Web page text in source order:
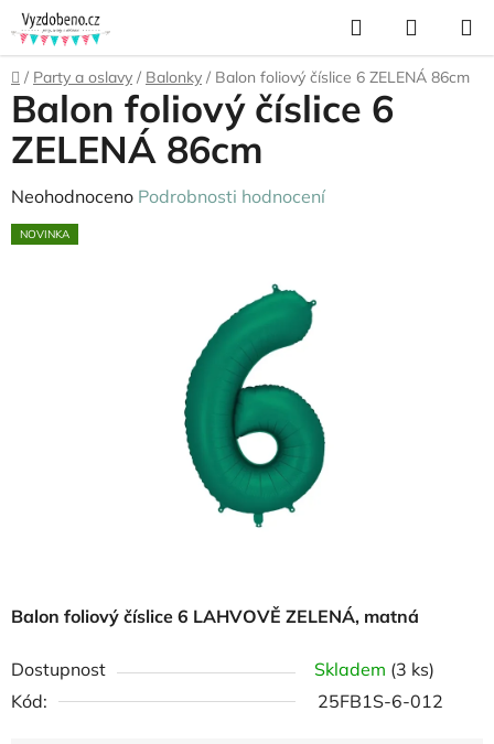
Přejít
na
obsah
Hledat
KOŠÍK
Domů
/ Party a oslavy / Balonky / Balon foliový číslice 6 ZELENÁ 86cm
Balon foliový číslice 6 LAHVOVĚ ZELENÁ, matná
Dostupnost Skladem (3 ks)
Kód:
25FB1S-6-012
Balon foliový číslice 6
ZELENÁ 86cm
Průměrné
hodnocení
Neohodnoceno Podrobnosti hodnocení
NOVINKA